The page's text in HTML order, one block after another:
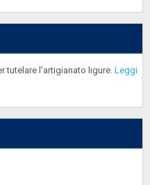
tutelare l'artigianato ligure. Leggi